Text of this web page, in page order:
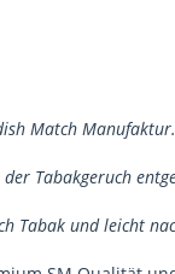
Match Manufaktur.
Tabakgeruch
Tabak und leicht